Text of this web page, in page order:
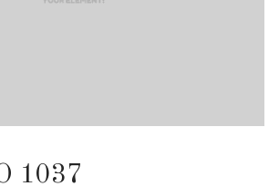
1037